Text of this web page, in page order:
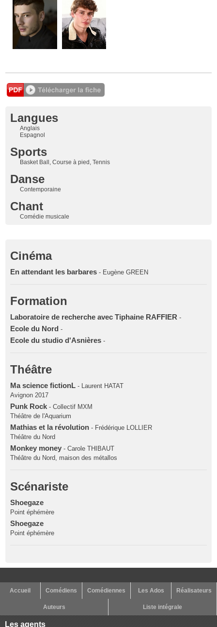
Langues
Anglais
Espagnol
Sports
Basket Ball, Course à pied, Tennis
Danse
Contemporaine
Chant
Comédie musicale
Cinéma
En attendant les barbares - Eugène GREEN
Formation
Laboratoire de recherche avec Tiphaine RAFFIER -
Ecole du Nord -
Ecole du studio d'Asnières -
Théâtre
Ma science fictionL - Laurent HATAT
Avignon 2017
Punk Rock - Collectif MXM
Théâtre de l'Aquarium
Mathias et la révolution - Frédérique LOLLIER
Théâtre du Nord
Monkey money - Carole THIBAUT
Théâtre du Nord, maison des métallos
Scénariste
Shoegaze
Point éphémère
Shoegaze
Point éphémère
Accueil Comédiens Comédiennes Les Ados Réalisateurs
Auteurs Liste intégrale
Les agents